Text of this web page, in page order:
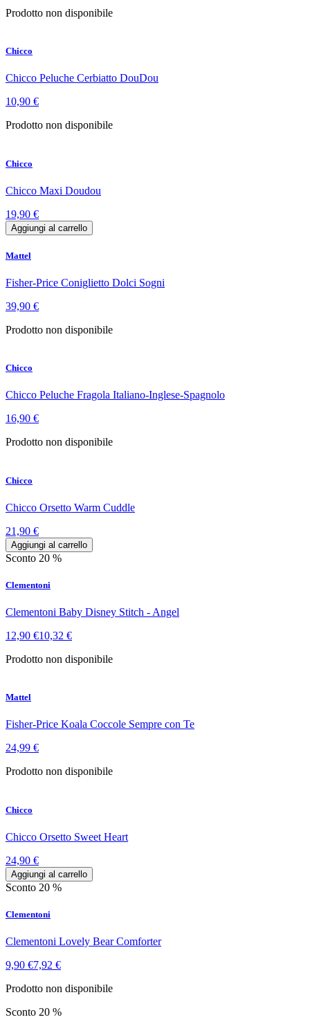
Prodotto non disponibile
Chicco
Chicco Peluche Cerbiatto DouDou
10,90 €
Prodotto non disponibile
Chicco
Chicco Maxi Doudou
19,90 €
Aggiungi al carrello
Mattel
Fisher-Price Coniglietto Dolci Sogni
39,90 €
Prodotto non disponibile
Chicco
Chicco Peluche Fragola Italiano-Inglese-Spagnolo
16,90 €
Prodotto non disponibile
Chicco
Chicco Orsetto Warm Cuddle
21,90 €
Aggiungi al carrello
Sconto 20 %
Clementoni
Clementoni Baby Disney Stitch - Angel
12,90 €10,32 €
Prodotto non disponibile
Mattel
Fisher-Price Koala Coccole Sempre con Te
24,99 €
Prodotto non disponibile
Chicco
Chicco Orsetto Sweet Heart
24,90 €
Aggiungi al carrello
Sconto 20 %
Clementoni
Clementoni Lovely Bear Comforter
9,90 €7,92 €
Prodotto non disponibile
Sconto 20 %